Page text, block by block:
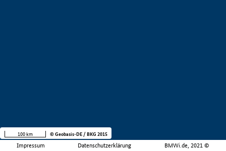
Impressum Datenschutzerklärung BMWi.de, 2021 ©
100 km © Geobasis-DE / BKG 2015